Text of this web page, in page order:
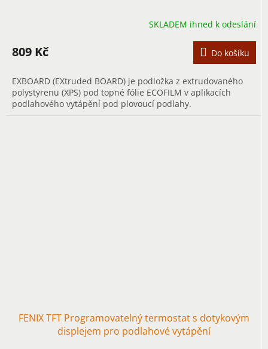
SKLADEM ihned k odeslání
809 Kč Do košíku
EXBOARD (EXtruded BOARD) je podložka z extrudovaného
polystyrenu (XPS) pod topné fólie ECOFILM v aplikacích
podlahového vytápění pod plovoucí podlahy.
FENIX TFT Programovatelný termostat s dotykovým
displejem pro podlahové vytápění